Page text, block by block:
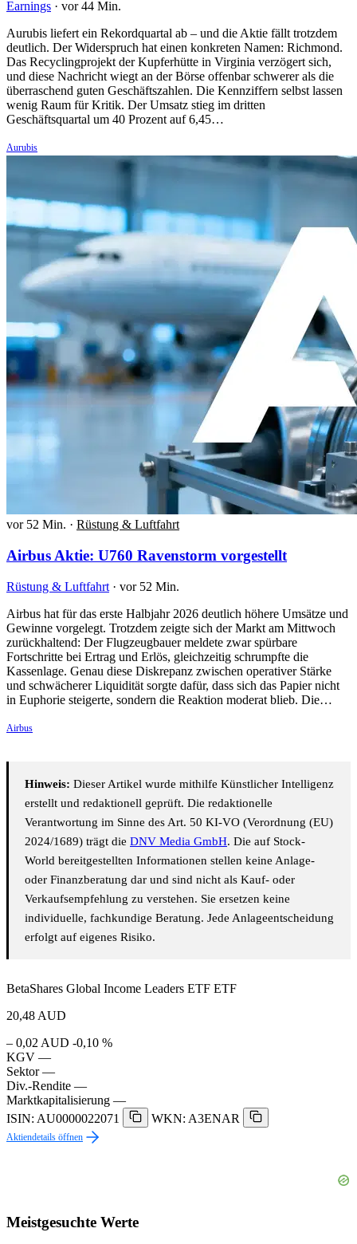
Earnings · vor 44 Min.
Aurubis liefert ein Rekordquartal ab – und die Aktie fällt trotzdem
deutlich. Der Widerspruch hat einen konkreten Namen: Richmond.
Das Recyclingprojekt der Kupferhütte in Virginia verzögert sich,
und diese Nachricht wiegt an der Börse offenbar schwerer als die
überraschend guten Geschäftszahlen. Die Kennziffern selbst lassen
wenig Raum für Kritik. Der Umsatz stieg im dritten
Geschäftsquartal um 40 Prozent auf 6,45…
Aurubis
vor 52 Min. · Rüstung & Luftfahrt
Airbus Aktie: U760 Ravenstorm vorgestellt
Rüstung & Luftfahrt · vor 52 Min.
Airbus hat für das erste Halbjahr 2026 deutlich höhere Umsätze und
Gewinne vorgelegt. Trotzdem zeigte sich der Markt am Mittwoch
zurückhaltend: Der Flugzeugbauer meldete zwar spürbare
Fortschritte bei Ertrag und Erlös, gleichzeitig schrumpfte die
Kassenlage. Genau diese Diskrepanz zwischen operativer Stärke
und schwächerer Liquidität sorgte dafür, dass sich das Papier nicht
in Euphorie steigerte, sondern die Reaktion moderat blieb. Die…
Airbus
Hinweis: Dieser Artikel wurde mithilfe Künstlicher Intelligenz
erstellt und redaktionell geprüft. Die redaktionelle
Verantwortung im Sinne des Art. 50 KI-VO (Verordnung (EU)
2024/1689) trägt die DNV Media GmbH. Die auf Stock-
World bereitgestellten Informationen stellen keine Anlage-
oder Finanzberatung dar und sind nicht als Kauf- oder
Verkaufsempfehlung zu verstehen. Sie ersetzen keine
individuelle, fachkundige Beratung. Jede Anlageentscheidung
erfolgt auf eigenes Risiko.
BetaShares Global Income Leaders ETF ETF
20,48 AUD
– 0,02 AUD -0,10 %
KGV —
Sektor —
Div.-Rendite —
Marktkapitalisierung —
ISIN: AU0000022071
WKN: A3ENAR
Aktiendetails öffnen
Meistgesuchte Werte